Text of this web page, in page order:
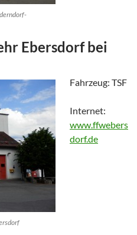
Ebersdorf bei
Fahrzeug: TSF
Internet:
www.ffwebers
dorf.de